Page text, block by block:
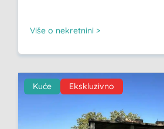
Više o nekretnini >
Kuće Ekskluzivno